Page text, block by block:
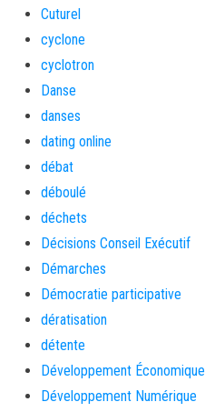
Cuturel
cyclone
cyclotron
Danse
danses
dating online
débat
déboulé
déchets
Décisions Conseil Exécutif
Démarches
Démocratie participative
dératisation
détente
Développement Économique
Développement Numérique